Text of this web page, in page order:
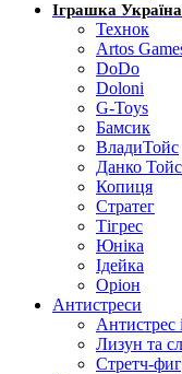
Іграшка Україна
Технок
Artos
DoDo
Doloni
G-Toys
Бамсик
ВладиТойс
Данко Тойс
Копиця
Стратег
Тігрес
Юніка
Ідейка
Оріон
Антистреси
Антистрес
Лизун та
Стретч-